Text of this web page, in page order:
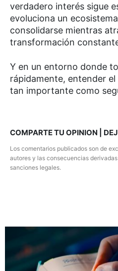
verdadero interés sigue
evoluciona un
consolidarse mientras
transformación
Y en un entorno donde
rápidamente, entender
tan importante como
COMPARTE TU OPINION |
Los comentarios publicados son de
autores y las consecuencias
sanciones legales.